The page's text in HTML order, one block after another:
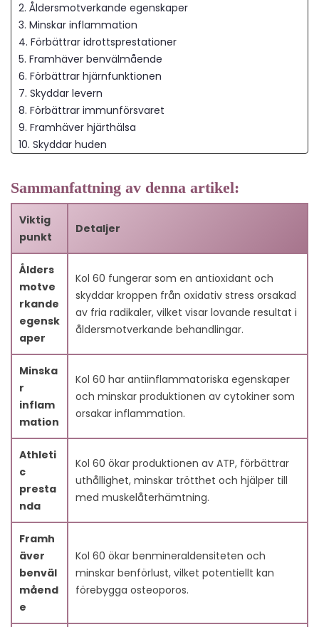
2. Åldersmotverkande egenskaper
3. Minskar inflammation
4. Förbättrar idrottsprestationer
5. Framhäver benvälmående
6. Förbättrar hjärnfunktionen
7. Skyddar levern
8. Förbättrar immunförsvaret
9. Framhäver hjärthälsa
10. Skyddar huden
12. C60 och cancerförebyggande
13. Slutsats
14. Vanliga frågor
14.1. Vad är Kol 60?
14.3. Hur bidrar Kol 60 till anti-åldrande?
14.4. Kan Kol 60 hjälpa till att förbättra
idrottsprestationen?
14.5. Är Kol 60 fördelaktigt för hjärnhälsan?
14.6. Vad är rollen för Kol 60 i cancerförebyggande?
14.8. Kan Kol 60 användas i kosmetika?
14.9. Vad är framtiden för Kol 60?
14.10. Var kan jag hitta produkter med Kol 60?
Sammanfattning av denna artikel:
Viktig
punkt
Detaljer
Ålders
motve
rkande
egensk
aper
Kol 60 fungerar som en antioxidant och
skyddar kroppen från oxidativ stress orsakad
av fria radikaler, vilket visar lovande resultat i
åldersmotverkande behandlingar.
Minska
r
inflam
mation
Kol 60 har antiinflammatoriska egenskaper
och minskar produktionen av cytokiner som
orsakar inflammation.
Athleti
c
presta
nda
Kol 60 ökar produktionen av ATP, förbättrar
uthållighet, minskar trötthet och hjälper till
med muskelåterhämtning.
Framh
äver
benväl
måend
e
Kol 60 ökar benmineraldensiteten och
minskar benförlust, vilket potentiellt kan
förebygga osteoporos.